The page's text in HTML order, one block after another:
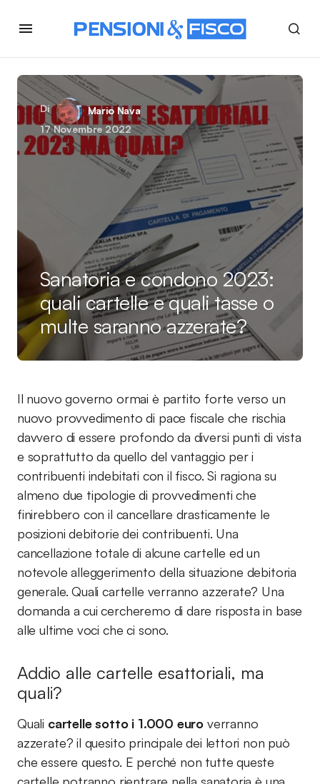
Di
Mario Nava
17 Novembre 2022
Sanatoria e condono 2023:
quali cartelle e quali tasse o
multe saranno azzerate?
Il nuovo governo ormai è partito forte verso un
nuovo provvedimento di pace fiscale che rischia
davvero di essere profondo da diversi punti di vista
e soprattutto da quello del vantaggio per i
contribuenti indebitati con il fisco. Si ragiona su
almeno due tipologie di provvedimenti che
finirebbero con il cancellare drasticamente le
posizioni debitorie dei contribuenti. Una
cancellazione totale di alcune cartelle ed un
notevole alleggerimento della situazione debitoria
generale. Quali cartelle verranno azzerate? Una
domanda a cui cercheremo di dare risposta in base
alle ultime voci che ci sono.
Addio alle cartelle esattoriali, ma
quali?
Quali cartelle sotto i 1.000 euro verranno
azzerate? il quesito principale dei lettori non può
che essere questo. E perché non tutte queste